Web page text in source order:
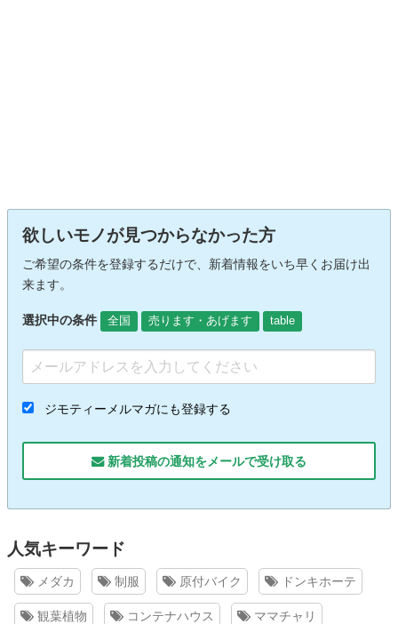
欲しいモノが見つからなかった方
ご希望の条件を登録するだけで、新着情報をいち早くお届け出
来ます。
選択中の条件 全国 売ります・あげます table
ジモティーメルマガにも登録する
新着投稿の通知をメールで受け取る
人気キーワード
メダカ 制服 原付バイク ドンキホーテ
観葉植物 コンテナハウス ママチャリ